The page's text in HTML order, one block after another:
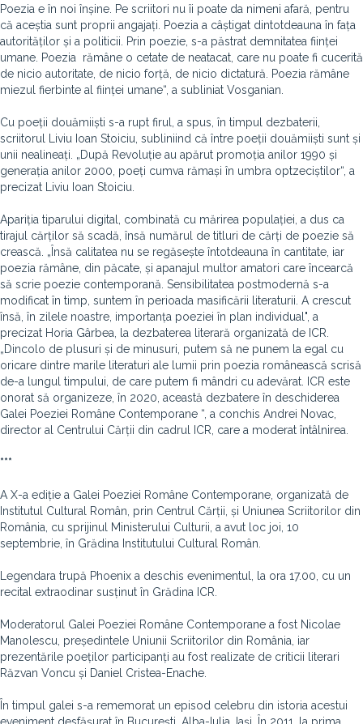
Poezia e în noi înșine. Pe scriitori nu îi poate da nimeni afară, pentru
că aceștia sunt proprii angajați. Poezia a câștigat dintotdeauna în fața
autorităților și a politicii. Prin poezie, s-a păstrat demnitatea ființei
umane. Poezia rămâne o cetate de neatacat, care nu poate fi cucerită
de nicio autoritate, de nicio forță, de nicio dictatură. Poezia rămâne
miezul fierbinte al ființei umane“, a subliniat Vosganian.
Cu poeții douămiiști s-a rupt firul, a spus, în timpul dezbaterii,
scriitorul Liviu Ioan Stoiciu, subliniind că între poeții douămiiști sunt și
unii nealineați. „După Revoluție au apărut promoția anilor 1990 și
generația anilor 2000, poeți cumva rămași în umbra optzeciștilor“, a
precizat Liviu Ioan Stoiciu.
Apariția tiparului digital, combinată cu mărirea populației, a dus ca
tirajul cărților să scadă, însă numărul de titluri de cărți de poezie să
crească. „Însă calitatea nu se regăsește întotdeauna în cantitate, iar
poezia rămâne, din păcate, și apanajul multor amatori care încearcă
să scrie poezie contemporană. Sensibilitatea postmodernă s-a
modificat în timp, suntem în perioada masificării literaturii. A crescut
însă, în zilele noastre, importanța poeziei în plan individual", a
precizat Horia Gârbea, la dezbaterea literară organizată de ICR.
„Dincolo de plusuri și de minusuri, putem să ne punem la egal cu
oricare dintre marile literaturi ale lumii prin poezia românească scrisă
de-a lungul timpului, de care putem fi mândri cu adevărat. ICR este
onorat să organizeze, în 2020, această dezbatere în deschiderea
Galei Poeziei Române Contemporane “, a conchis Andrei Novac,
director al Centrului Cărții din cadrul ICR, care a moderat întâlnirea.
***
A X-a ediție a Galei Poeziei Române Contemporane, organizată de
Institutul Cultural Român, prin Centrul Cărții, și Uniunea Scriitorilor din
România, cu sprijinul Ministerului Culturii, a avut loc joi, 10
septembrie, în Grădina Institutului Cultural Român.
Legendara trupă Phoenix a deschis evenimentul, la ora 17.00, cu un
recital extraodinar susținut în Grădina ICR.
Moderatorul Galei Poeziei Române Contemporane a fost Nicolae
Manolescu, președintele Uniunii Scriitorilor din România, iar
prezentările poeților participanți au fost realizate de criticii literari
Răzvan Voncu și Daniel Cristea-Enache.
În timpul galei s-a rememorat un episod celebru din istoria acestui